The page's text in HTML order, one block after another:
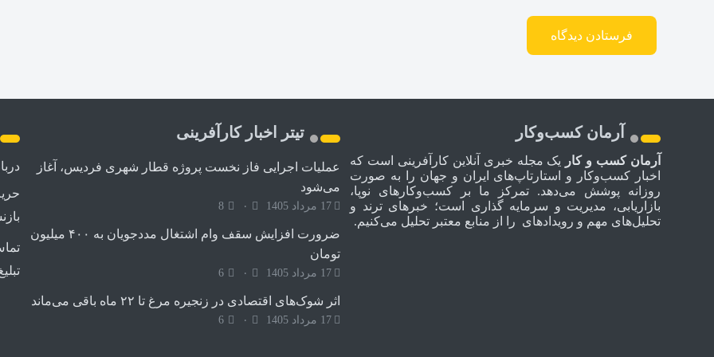
آرمان کسب‌وکار
آرمان کسب و کار
یک مجله خبری آنلاین کارآفرینی است که
اخبار کسب‌وکار و استارتاپ‌های ایران و جهان را به صورت
روزانه پوشش می‌دهد. تمرکز ما بر کسب‌وکارهای نوپا،
بازاریابی، مدیریت و سرمایه گذاری است؛ خبرهای ترند و
تحلیل‌های مهم و رویدادهای را از منابع معتبر تحلیل می‌کنیم.
تیتر اخبار کارآفرینی
عملیات اجرایی فاز نخست پروژه قطار شهری فردیس، آغاز
می‌شود
17 مرداد 1405 8
ضرورت افزایش سقف وام اشتغال مددجویان به ۴۰۰ میلیون
تومان
17 مرداد 1405 6
اثر شوک‌های اقتصادی در زنجیره مرغ تا ۲۲ ماه باقی می‌ماند
17 مرداد 1405 6